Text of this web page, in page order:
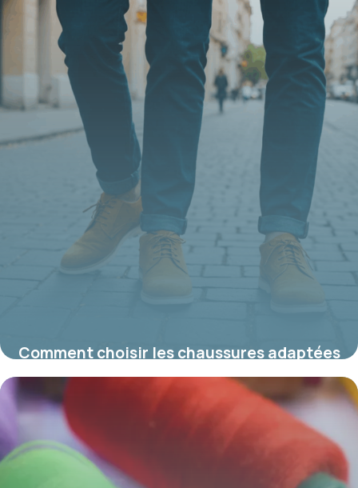
Comment choisir les chaussures adaptées
à un pantalon large pour un look tendance
16 juin 2026